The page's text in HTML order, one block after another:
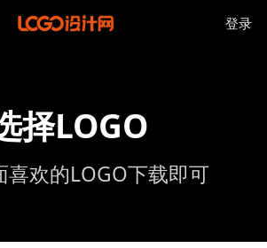
登录
择LOGO
喜欢的LOGO下载即可